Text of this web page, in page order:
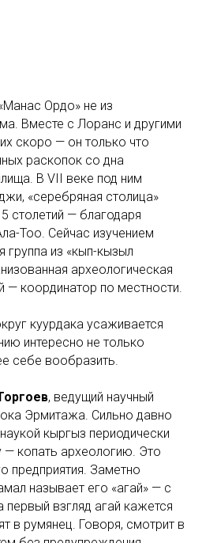
Ордо» не из
Вместе с Лоранс и другими
скоро — он только что
раскопок со дна
В VII веке под ним
«серебряная столица»
столетий — благодаря
Тоо. Сейчас изучением
группа из «кып-кызыл
археологическая
— координатор по местности.
куурдака усаживается
интересно не только
себе вообразить.
, ведущий научный
Эрмитажа. Сильно давно
кыргыз периодически
— копать археологию. Это
предприятия. Заметно
называет его «агай» — с
взгляд агай кажется
в румянец. Говоря, смотрит в